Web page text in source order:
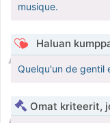
musique.
Haluan
Quelqu'un de gentil
Omat kriteerit,